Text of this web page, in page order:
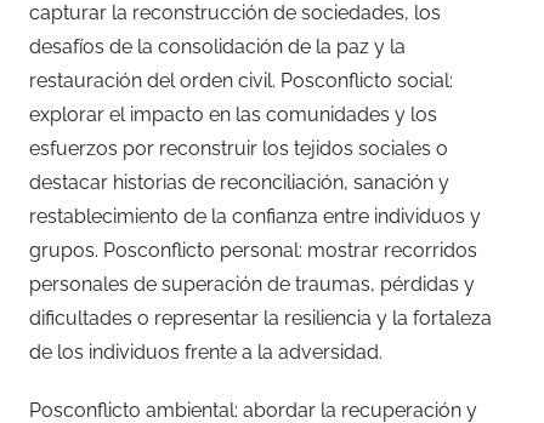
capturar la reconstrucción de sociedades, los
desafíos de la consolidación de la paz y la
restauración del orden civil. Posconflicto social:
explorar el impacto en las comunidades y los
esfuerzos por reconstruir los tejidos sociales o
destacar historias de reconciliación, sanación y
restablecimiento de la confianza entre individuos y
grupos. Posconflicto personal: mostrar recorridos
personales de superación de traumas, pérdidas y
dificultades o representar la resiliencia y la fortaleza
de los individuos frente a la adversidad.
Posconflicto ambiental: abordar la recuperación y